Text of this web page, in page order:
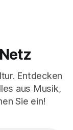
Entdecken
aus Musik,
Sie ein!